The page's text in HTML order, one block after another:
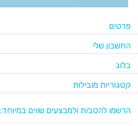
פרטים
החשבון שלי
בלוג
קטגוריות מובילות
הרשמו להטבות ולמבצעים שווים במיוחד: